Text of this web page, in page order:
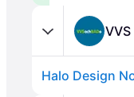
Halo Design